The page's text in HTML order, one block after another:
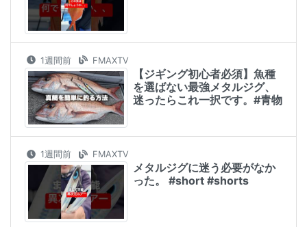
1週間前 FMAXTV
【ジギング初心者必須】魚種
を選ばない最強メタルジグ、
迷ったらこれ一択です。#青物
1週間前 FMAXTV
メタルジグに迷う必要がなか
った。 #short #shorts